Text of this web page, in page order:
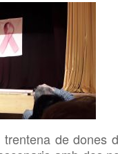
de dones